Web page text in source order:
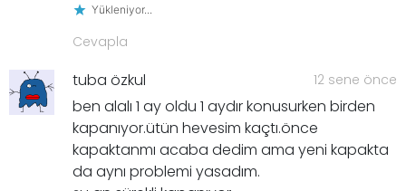
Yükleniyor...
Cevapla
tuba özkul 12 sene önce
ben alalı 1 ay oldu 1 aydır konusurken birden
kapanıyor.ütün hevesim kaçtı.önce
kapaktanmı acaba dedim ama yeni kapakta
da aynı problemi yasadım.